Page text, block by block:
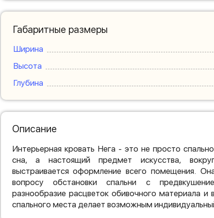
Габаритные размеры
Ширина
Высота
Глубина
Описание
Интерьерная кровать Нега - это не просто
сна, а настоящий предмет искусства,
выстраивается оформление всего помещения.
вопросу обстановки спальни с
разнообразие расцветок обивочного материала и
спального места делает возможным